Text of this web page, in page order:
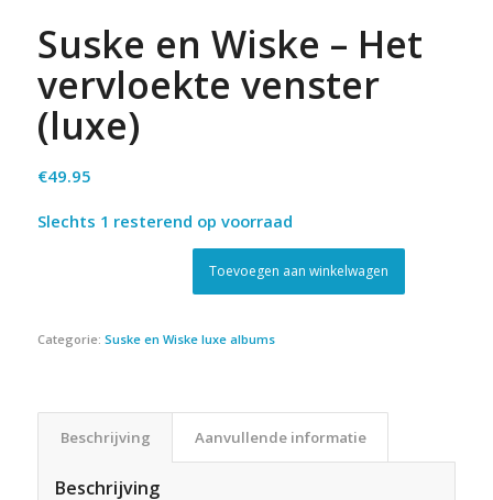
Suske en Wiske – Het
vervloekte venster
(luxe)
€49.95
Slechts 1 resterend op voorraad
Toevoegen aan winkelwagen
Categorie: Suske en Wiske luxe albums
Beschrijving Aanvullende informatie
Beschrijving